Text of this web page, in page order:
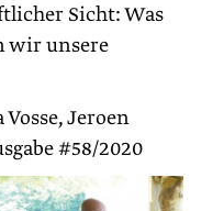
Sicht: Was
wir unsere
Jeroen
#58/2020